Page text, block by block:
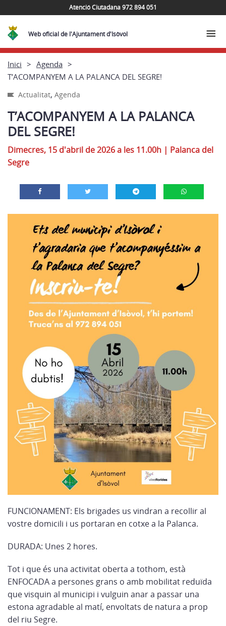
Atenció Ciutadana 972 894 051
Web oficial de l'Ajuntament d'Isòvol
Inici
Agenda
T’ACOMPANYEM A LA PALANCA DEL SEGRE!
Actualitat, Agenda
T’ACOMPANYEM A LA PALANCA
DEL SEGRE!
Dimecres, 15 d'abril de 2026 a les 11.00h | Palanca del
Segre
FUNCIONAMENT: Els brigades us vindran a recollir al
vostre domicili i us portaran en cotxe a la Palanca.
DURADA: Unes 2 hores.
Tot i que és una activitat oberta a tothom, està
ENFOCADA a persones grans o amb mobilitat reduïda
que visquin al municipi i vulguin anar a passar una
estona agradable al matí, envoltats de natura a prop
del riu Segre.